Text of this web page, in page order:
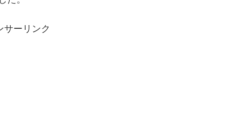
サーリンク